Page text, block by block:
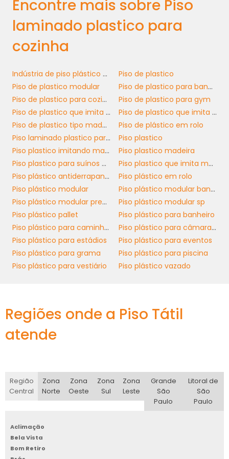
CONSIDERAÇÕES
TÉCNICAS E
SUSTENTABILIDADE
desenvolvido com tecnologias que priorizam
a sustentabilidade. O uso de materiais
recicláveis e a eficiência energética durante a
fabricação são cada vez mais valorizados
pelo mercado. Assim, ao optar por esse tipo
de piso, sua empresa não apenas investe em
qualidade, mas também posiciona-se como
responsável ambientalmente.
Além disso, a instalação tecnológica e o
fechamento por cliques facilitam a reposição
de apenas partes danificadas, evitando o
desperdício e prolongando a vida útil do
material. Isso proporciona um excelente
retorno sobre o investimento, algo
imprescindível em um cenário de competição
COMPARATIVO COM
OUTROS TIPOS DE PISOS
laminado plástico para cozinhase
destaca frente a outros tipos de pisos, como
cerâmica e vinílico, principalmente por sua
pesada e sujeita a quebra, o laminado é mais
leve e flexível, adequado para aplicações em
Encontre mais sobre Piso
laminado plastico para
cozinha
Indústria de piso plástico modular
Piso de plastico
Piso de plastico modular
Piso de plastico para banheiro
Piso de plastico para cozinha
Piso de plastico para gym
Piso de plastico que imita madeira
Piso de plastico que imita madeira preço
Piso de plastico tipo madeira
Piso de plástico em rolo
Piso laminado plastico para cozinha
Piso plastico
Piso plastico imitando madeira
Piso plastico madeira
Piso plastico para suínos preço
Piso plastico que imita madeira
Piso plástico antiderrapante
Piso plástico em rolo
Piso plástico modular
Piso plástico modular banheiro
Piso plástico modular preço
Piso plástico modular sp
Piso plástico pallet
Piso plástico para banheiro
Piso plástico para caminhão
Piso plástico para câmara fria
Piso plástico para estádios
Piso plástico para eventos
Piso plástico para grama
Piso plástico para piscina
Piso plástico para vestiário
Piso plástico vazado
Regiões onde a Piso Tátil
atende
Região
Central
Zona
Norte
Zona
Oeste
Zona
Sul
Zona
Leste
Grande
São
Paulo
Litoral de
São
Paulo
Aclimação
Bela Vista
Bom Retiro